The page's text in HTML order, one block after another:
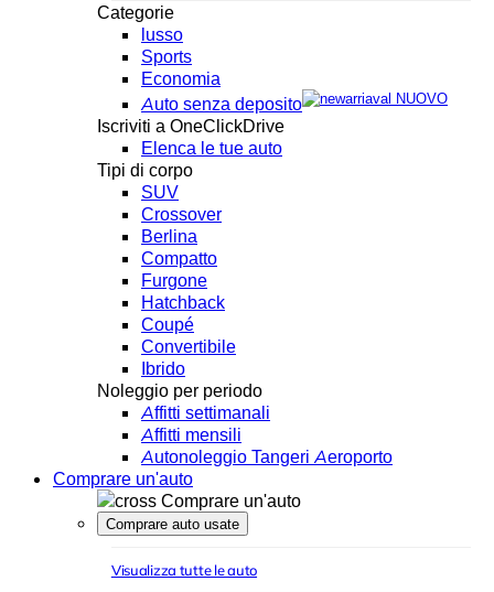
Categorie
lusso
Sports
Economia
Auto senza deposito
NUOVO
Iscriviti a OneClickDrive
Elenca le tue auto
Tipi di corpo
SUV
Crossover
Berlina
Compatto
Furgone
Hatchback
Coupé
Convertibile
Ibrido
Noleggio per periodo
Affitti settimanali
Affitti mensili
Autonoleggio Tangeri Aeroporto
Comprare un'auto
Comprare un'auto
Comprare auto usate
Visualizza tutte le auto